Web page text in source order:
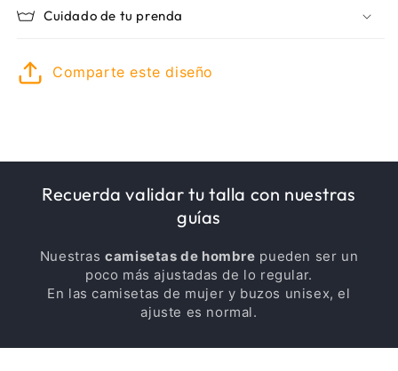
Cuidado de tu prenda
Comparte este diseño
Recuerda validar tu talla con nuestras
guías
Nuestrascamisetas de hombre pueden ser un
poco más ajustadas de lo regular.
En las camisetas de mujer y buzos unisex, el
ajuste es normal.